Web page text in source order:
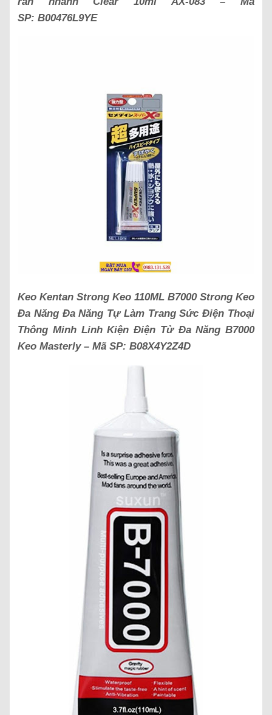
SP: B00476L9YE
Keo Kentan Strong Keo 110ML B7000 Strong Keo
Đa Năng Đa Năng Tự Làm Trang Sức Điện Thoại
Thông Minh Linh Kiện Điện Tử Đa Năng B7000
Keo Masterly – Mã SP: B08X4Y2Z4D